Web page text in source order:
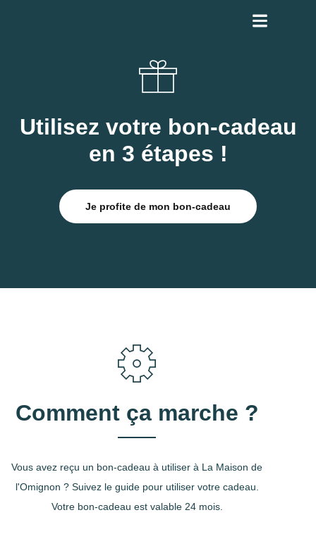
Utilisez votre bon-cadeau
en 3 étapes !
Je profite de mon bon-cadeau
Comment ça marche ?
Vous avez reçu un bon-cadeau à utiliser à La Maison de
l'Omignon ? Suivez le guide pour utiliser votre cadeau.
Votre bon-cadeau est valable 24 mois.